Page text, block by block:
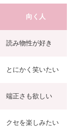
向く人
読み物性が好き
とにかく笑いたい
端正さも欲しい
クセを楽しみたい